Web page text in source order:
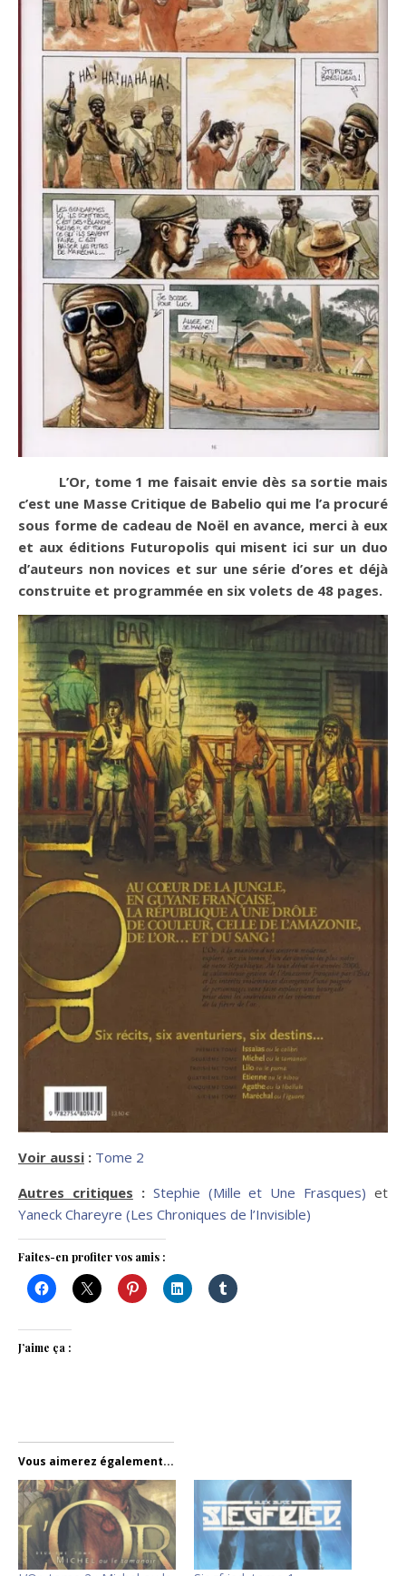
L’Or, tome 1 me faisait envie dès sa sortie mais
c’est une Masse Critique de Babelio qui me l’a procuré
sous forme de cadeau de Noël en avance, merci à eux
et aux éditions Futuropolis qui misent ici sur un duo
d’auteurs non novices et sur une série d’ores et déjà
construite et programmée en six volets de 48 pages.
Voir aussi : Tome 2
Autres critiques : Stephie (Mille et Une Frasques) et
Yaneck Chareyre (Les Chroniques de l’Invisible)
Faites-en profiter vos amis :
J’aime ça :
Vous aimerez également...